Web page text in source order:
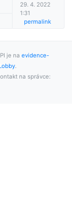
29. 4. 2022
1:31
permalink
je na evidence-
.
na správce: